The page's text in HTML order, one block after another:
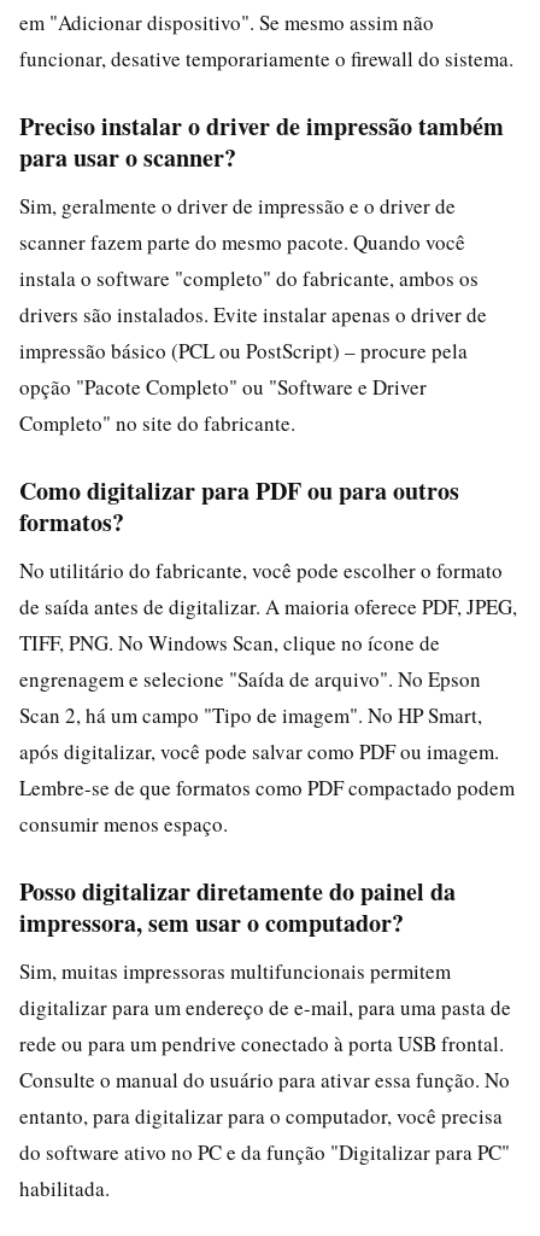
em "Adicionar dispositivo". Se mesmo assim não
funcionar, desative temporariamente o firewall do sistema.
Preciso instalar o driver de impressão também
para usar o scanner?
Sim, geralmente o driver de impressão e o driver de
scanner fazem parte do mesmo pacote. Quando você
instala o software "completo" do fabricante, ambos os
drivers são instalados. Evite instalar apenas o driver de
impressão básico (PCL ou PostScript) – procure pela
opção "Pacote Completo" ou "Software e Driver
Completo" no site do fabricante.
Como digitalizar para PDF ou para outros
formatos?
No utilitário do fabricante, você pode escolher o formato
de saída antes de digitalizar. A maioria oferece PDF, JPEG,
TIFF, PNG. No Windows Scan, clique no ícone de
engrenagem e selecione "Saída de arquivo". No Epson
Scan 2, há um campo "Tipo de imagem". No HP Smart,
após digitalizar, você pode salvar como PDF ou imagem.
Lembre-se de que formatos como PDF compactado podem
consumir menos espaço.
Posso digitalizar diretamente do painel da
impressora, sem usar o computador?
Sim, muitas impressoras multifuncionais permitem
digitalizar para um endereço de e-mail, para uma pasta de
rede ou para um pendrive conectado à porta USB frontal.
Consulte o manual do usuário para ativar essa função. No
entanto, para digitalizar para o computador, você precisa
do software ativo no PC e da função "Digitalizar para PC"
habilitada.